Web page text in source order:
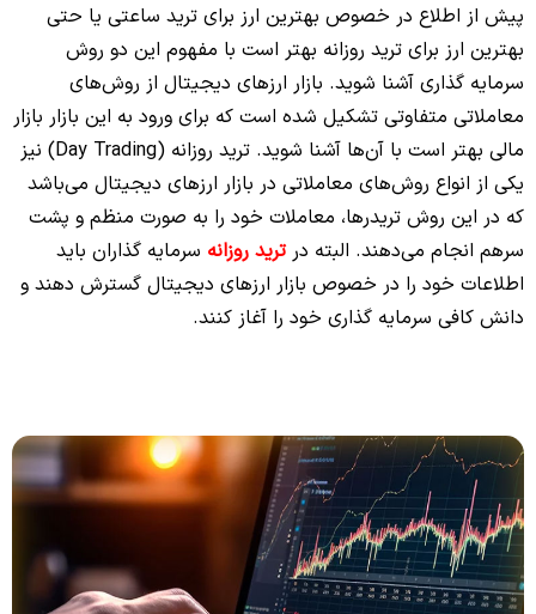
پیش از اطلاع در خصوص بهترین ارز برای ترید ساعتی یا حتی
بهترین ارز برای ترید روزانه بهتر است با مفهوم این دو روش
سرمایه گذاری آشنا شوید. بازار ارزهای دیجیتال از روش‌های
معاملاتی متفاوتی تشکیل شده است که برای ورود به این بازار بازار
مالی بهتر است با آن‌ها آشنا شوید. ترید روزانه (Day Trading) نیز
یکی از انواع روش‌های معاملاتی در بازار ارزهای دیجیتال می‌باشد
که در این روش تریدرها، معاملات خود را به صورت منظم و پشت
سرهم انجام می‌‌دهند. البته درترید روزانه سرمایه گذاران باید
اطلاعات خود را در خصوص بازار ارزهای دیجیتال گسترش دهند و
دانش کافی سرمایه گذاری خود را آغاز کنند.